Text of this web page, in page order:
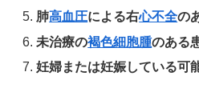
肺高血圧による右心不全の
未治療の褐色細胞腫のある
妊婦または妊娠している可